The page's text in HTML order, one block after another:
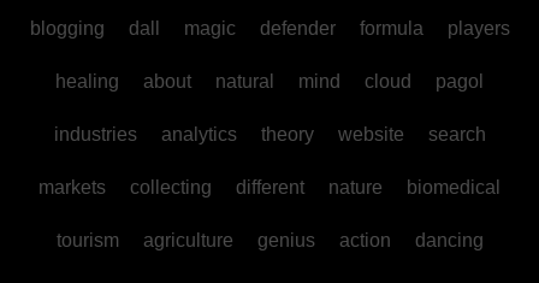
blogging dall magic defender formula players
healing about natural mind cloud pagol
industries analytics theory website search
markets collecting different nature biomedical
tourism agriculture genius action dancing